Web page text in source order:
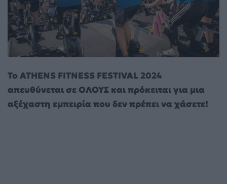
Το ATHENS FITNESS FESTIVAL 2024
απευθύνεται σε ΟΛΟΥΣ και πρόκειται για μια
αξέχαστη εμπειρία που δεν πρέπει να χάσετε!